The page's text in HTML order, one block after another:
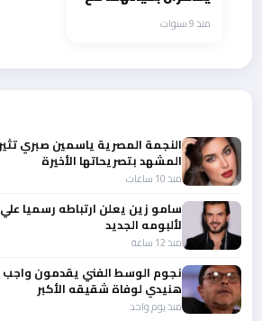
وسام صبّاغمنذ 9 سنوات
النجمة المصرية ياسمين صبري
المشهد بتصريحاتها الأخيرة
منذ 10 ساعات
سامو زين يعلن ارتباطه رسميا
لألبومه الجديد
منذ 12 ساعة
نجوم الوسط الفني يقدمون واجب
هنيدي لوفاة شقيقه الأكبر
منذ يوم واحد